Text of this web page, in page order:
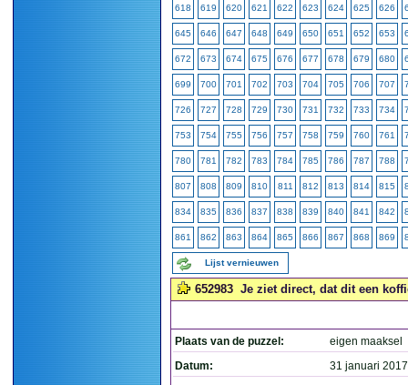
618 619 620 621 622 623 624 625 626
645 646 647 648 649 650 651 652 653
672 673 674 675 676 677 678 679 680
699 700 701 702 703 704 705 706 707
726 727 728 729 730 731 732 733 734
753 754 755 756 757 758 759 760 761
780 781 782 783 784 785 786 787 788
807 808 809 810 811 812 813 814 815
834 835 836 837 838 839 840 841 842
861 862 863 864 865 866 867 868 869
Lijst vernieuwen
652983 Je ziet direct, dat dit een
Plaats van de puzzel:
eigen maaksel
Datum:
31 januari